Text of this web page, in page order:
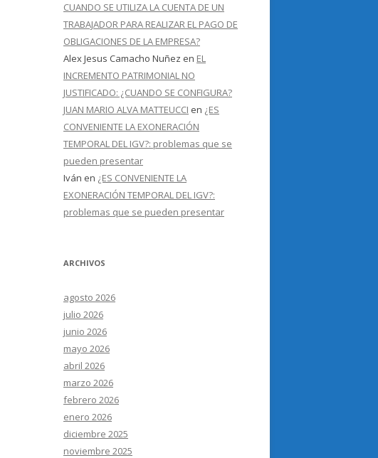
CUANDO SE UTILIZA LA CUENTA DE UN
TRABAJADOR PARA REALIZAR EL PAGO DE
OBLIGACIONES DE LA EMPRESA?
Alex Jesus Camacho Nuñez en EL
INCREMENTO PATRIMONIAL NO
JUSTIFICADO: ¿CUANDO SE CONFIGURA?
JUAN MARIO ALVA MATTEUCCI en ¿ES
CONVENIENTE LA EXONERACIÓN
TEMPORAL DEL IGV?: problemas que se
pueden presentar
Iván en ¿ES CONVENIENTE LA
EXONERACIÓN TEMPORAL DEL IGV?:
problemas que se pueden presentar
ARCHIVOS
agosto 2026
julio 2026
junio 2026
mayo 2026
abril 2026
marzo 2026
febrero 2026
enero 2026
diciembre 2025
noviembre 2025